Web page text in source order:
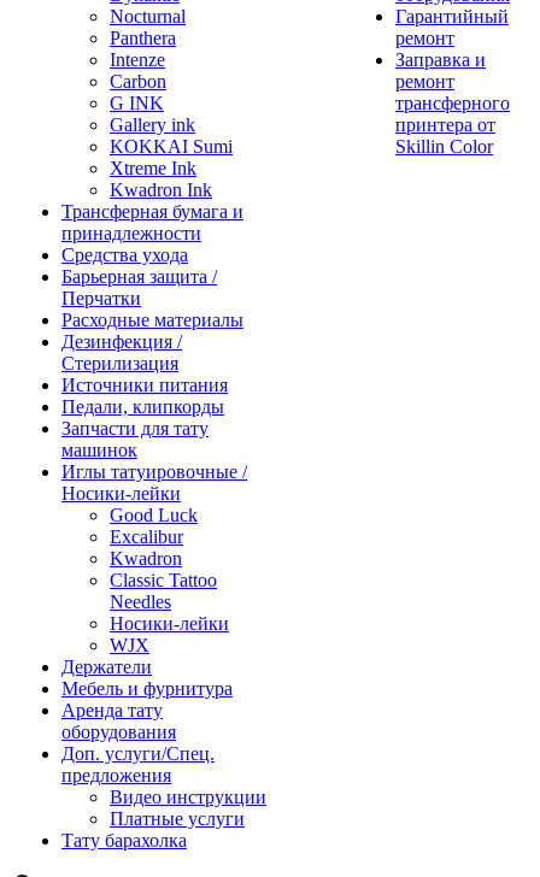
Nocturnal
Panthera
Intenze
Carbon
G INK
Gallery ink
KOKKAI Sumi
Xtreme Ink
Kwadron Ink
Трансферная бумага и
принадлежности
Средства ухода
Барьерная защита /
Перчатки
Расходные материалы
Дезинфекция /
Стерилизация
Источники питания
Педали, клипкорды
Запчасти для тату
машинок
Иглы татуировочные /
Носики-лейки
Good Luck
Excalibur
Kwadron
Classic Tattoo
Needles
Носики-лейки
WJX
Держатели
Мебель и фурнитура
Аренда тату
оборудования
Доп. услуги/Спец.
предложения
Видео инструкции
Платные услуги
Тату барахолка
Гарантийный
ремонт
Заправка и
ремонт
трансферного
принтера от
Skillin Color